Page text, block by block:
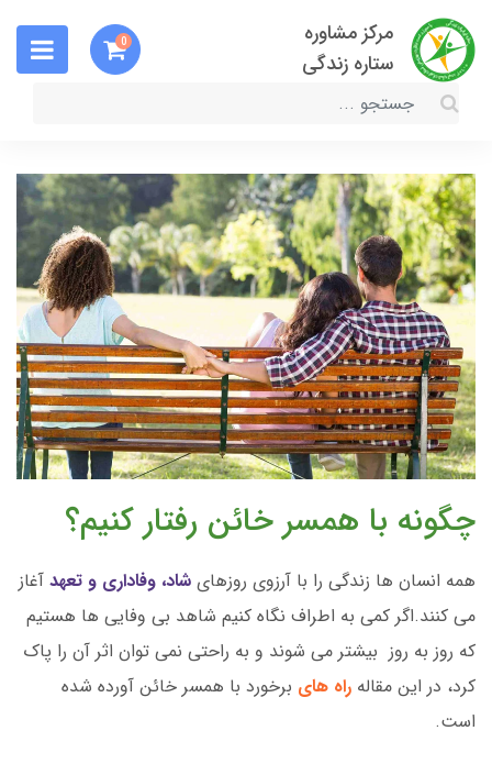
مرکز مشاوره
ستاره زندگی
0
چگونه با همسر خائن رفتار کنیم؟
همه انسان ها زندگی را با آرزوی روزهای شاد، وفاداری و تعهد آغاز
می کنند.اگر کمی به اطراف نگاه کنیم شاهد بی وفایی ها هستیم
که روز به روز بیشتر می شوند و به راحتی نمی توان اثر آن را پاک
کرد، در این مقاله راه های برخورد با همسر خائن آورده شده
است.